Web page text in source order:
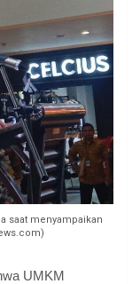
saat menyampaikan
UMKM